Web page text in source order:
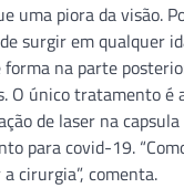
uma piora da visão.
surgir em qualquer
na parte
O único tratamento é
de laser na capsula
para covid-19.
cirurgia”, comenta.